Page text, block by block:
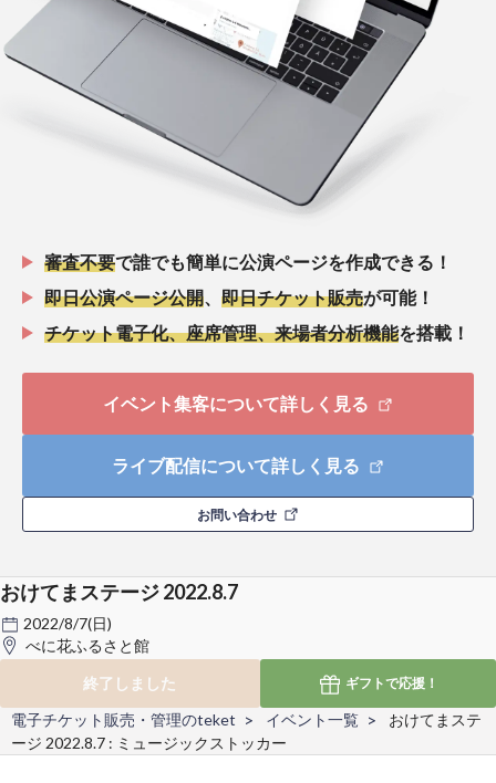
審査不要で誰でも簡単に公演ページを作成できる！
即日公演ページ公開
即日チケット販売が可能！
チケット電子化、座席管理、来場者分析機能を搭載！
イベント集客について詳しく見る
ライブ配信について詳しく見る
お問い合わせ
おけてまステージ 2022.8.7
2022/8/7(日)
べに花ふるさと館
終了しました
ギフトで応援！
電子チケット販売・管理のteket イベント一覧
おけてまステ
ージ 2022.8.7 : ミュージックストッカー